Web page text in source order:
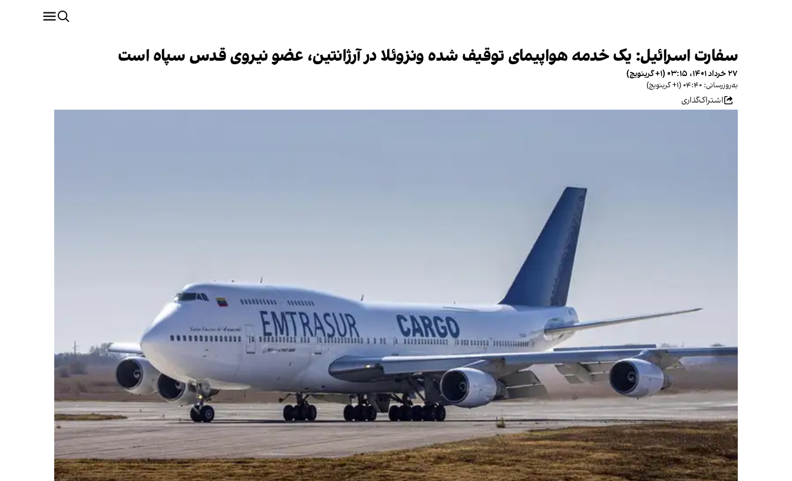
سفارت اسرائیل: یک خدمه هواپیمای توقیف شده ونزوئلا در آرژانتین، عضو نیروی قدس سپاه است
۲۷ خرداد ۱۴۰۱، ۰۳:۱۵ (‎+۱ گرینویچ)
به‌روزرسانی: ۰۴:۴۰ (‎+۱ گرینویچ)
اشتراک‌گذاری